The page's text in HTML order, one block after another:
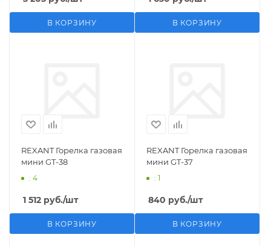
В КОРЗИНУ В КОРЗИНУ
REXANT Горелка газовая
мини GT-38
: 4
1 512 руб./шт
В КОРЗИНУ
REXANT Горелка газовая
мини GT-37
: 1
840 руб./шт
В КОРЗИНУ